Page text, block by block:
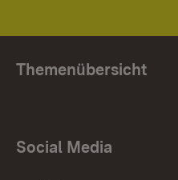
Themenübersicht
Social Media